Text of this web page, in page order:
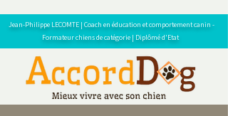
Jean-Philippe LECOMTE | Coach en éducation et comportement canin -
Formateur chiens de catégorie | Diplômé d'Etat